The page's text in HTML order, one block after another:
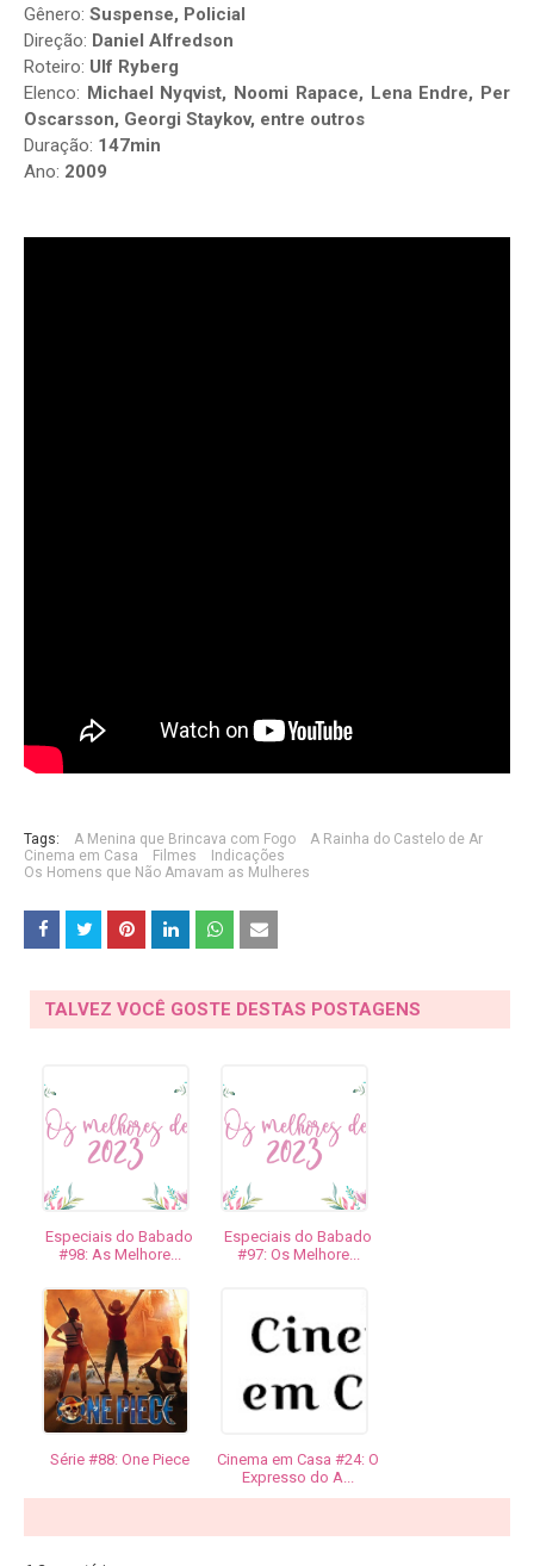
Gênero: Suspense, Policial
Direção: Daniel Alfredson
Roteiro: Ulf Ryberg
Elenco: Michael Nyqvist, Noomi Rapace, Lena Endre, Per
Oscarsson, Georgi Staykov, entre outros
Duração: 147min
Ano: 2009
Tags: A Menina que Brincava com Fogo
A Rainha do Castelo de Ar
Cinema em Casa
Filmes
Indicações
Os Homens que Não Amavam as Mulheres
TALVEZ VOCÊ GOSTE DESTAS POSTAGENS
Especiais do Babado
#98: As Melhore...
Especiais do Babado
#97: Os Melhore...
Série #88: One Piece
Cinema em Casa #24: O
Expresso do A...